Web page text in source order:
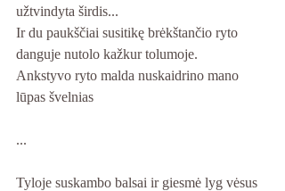
užtvindyta širdis...
Ir du paukščiai susitikę brėkštančio ryto
danguje nutolo kažkur tolumoje.
Ankstyvo ryto malda nuskaidrino mano
lūpas švelnias
...
Tyloje suskambo balsai ir giesmė lyg vėsus